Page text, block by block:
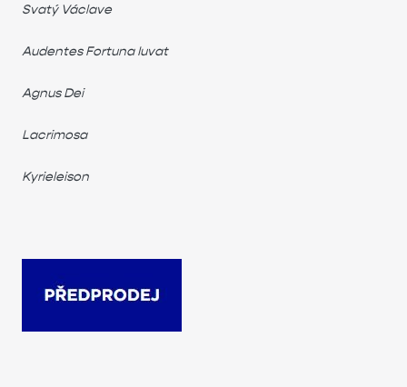
Svatý Václave
Audentes Fortuna Iuvat
Agnus Dei
Lacrimosa
Kyrieleison